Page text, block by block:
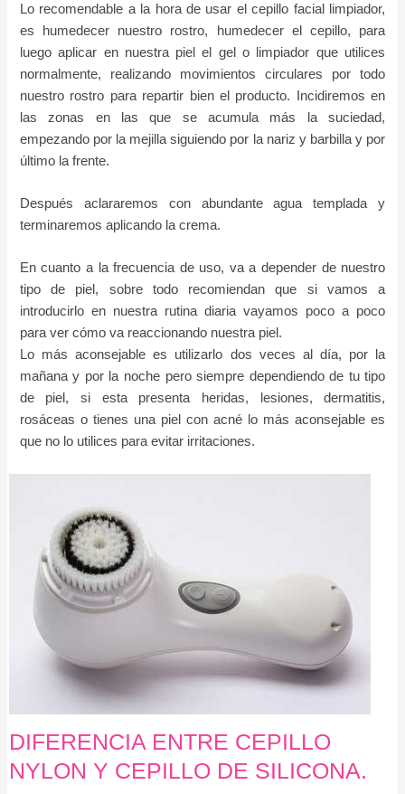
Lo recomendable a la hora de usar el cepillo facial limpiador,
es humedecer nuestro rostro, humedecer el cepillo, para
luego aplicar en nuestra piel el gel o limpiador que utilices
normalmente, realizando movimientos circulares por todo
nuestro rostro para repartir bien el producto. Incidiremos en
las zonas en las que se acumula más la suciedad,
empezando por la mejilla siguiendo por la nariz y barbilla y por
último la frente.
Después aclararemos con abundante agua templada y
terminaremos aplicando la crema.
En cuanto a la frecuencia de uso, va a depender de nuestro
tipo de piel, sobre todo recomiendan que si vamos a
introducirlo en nuestra rutina diaria vayamos poco a poco
para ver cómo va reaccionando nuestra piel.
Lo más aconsejable es utilizarlo dos veces al día, por la
mañana y por la noche pero siempre dependiendo de tu tipo
de piel, si esta presenta heridas, lesiones, dermatitis,
rosáceas o tienes una piel con acné lo más aconsejable es
que no lo utilices para evitar irritaciones.
DIFERENCIA ENTRE CEPILLO
NYLON Y CEPILLO DE SILICONA.